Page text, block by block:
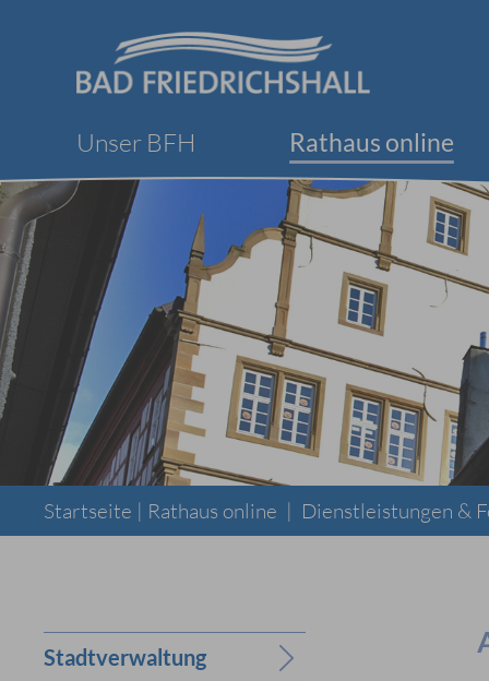
Unser BFH Rathaus online
Startseite | Rathaus online | Dienstleistungen &
Stadtverwaltung